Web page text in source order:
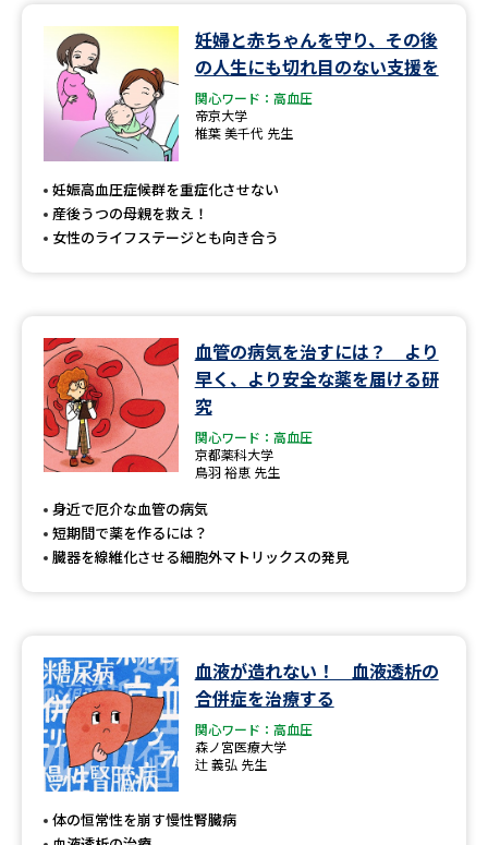
先輩が入学を決めた理由 テレメール全国一斉進学調査
新生活お役立ちガイド
学問発見
学問のミニ講義「夢ナビ講義」 学問分野解説
学問の教科書
ユーザーサポート
Ｑ＆Ａ よくあるご質問
お支払いサイト
個人情報取扱規定
特定商取引表記
テレメール進学カタログ
訂正のご案内
妊婦と赤ちゃんを守り、その後
の人生にも切れ目のない支援を
関心ワード：高血圧
帝京大学
椎葉 美千代 先生
妊娠高血圧症候群を重症化させない
産後うつの母親を救え！
女性のライフステージとも向き合う
血管の病気を治すには？ より
早く、より安全な薬を届ける研
究
関心ワード：高血圧
京都薬科大学
鳥羽 裕恵 先生
身近で厄介な血管の病気
短期間で薬を作るには？
臓器を線維化させる細胞外マトリックスの発見
血液が造れない！ 血液透析の
合併症を治療する
関心ワード：高血圧
森ノ宮医療大学
辻 義弘 先生
体の恒常性を崩す慢性腎臓病